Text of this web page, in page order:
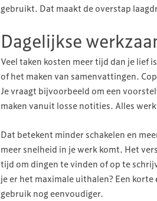
gebruikt. Dat maakt de overstap
Dagelijkse
Veel taken kosten meer tijd dan je lief
of het maken van samenvattingen.
Je vraagt bijvoorbeeld om een
maken vanuit losse notities. Alles
Dat betekent minder schakelen en
meer snelheid in je werk komt. Het
tijd om dingen te vinden of op te
je er het maximale uithalen? Een korte
gebruik nog eenvoudiger.